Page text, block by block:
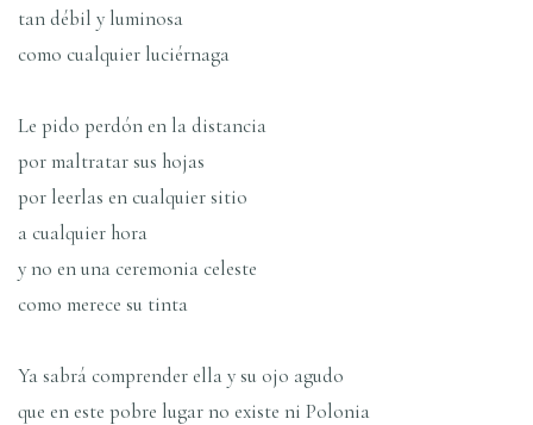
tan débil y luminosa
como cualquier luciérnaga
Le pido perdón en la distancia
por maltratar sus hojas
por leerlas en cualquier sitio
a cualquier hora
y no en una ceremonia celeste
como merece su tinta
Ya sabrá comprender ella y su ojo agudo
que en este pobre lugar no existe ni Polonia